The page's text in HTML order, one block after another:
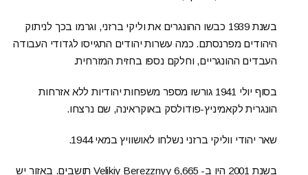
בשנת 1939 כבשו ההונגרים את וליקי ברזני, וגרמו בכך לניתוק
היהודים מפרנסתם. כמה עשרות יהודים התגייסו לגדודי העבודה
העבדים ההונגריים, וחלקם נספו בחזית המזרחית.
בסוף יולי 1941 גורשו מספר משפחות יהודיות ללא אזרחות
הונגרית לקאמיניץ-פודולסק באוקראינה, שם נרצחו.
שאר יהודי ווליקי ברזני נשלחו לאושוויץ במאי 1944.
בשנת 2001 היו ב- Velikiy Berezznyy 6,665 תושבים. באזור יש